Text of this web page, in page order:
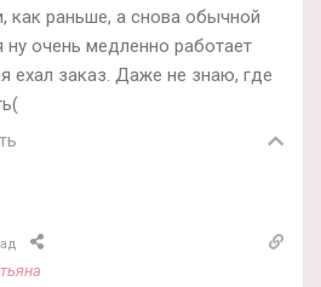
как раньше, а снова обычной
ну очень медленно работает
ехал заказ. Даже не знаю, где